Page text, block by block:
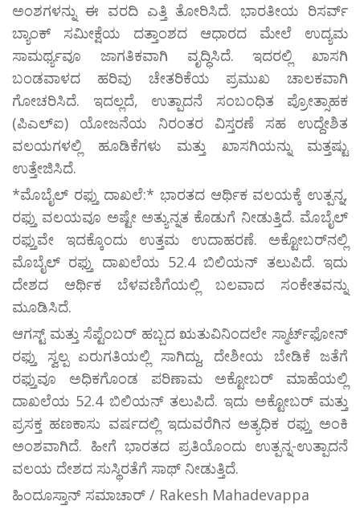
ಅಂಶಗಳನ್ನು ಈ ವರದಿ ಎತ್ತಿ ತೋರಿಸಿದೆ. ಭಾರತೀಯ ರಿಸರ್ವ್
ಬ್ಯಾಂಕ್‌ ಸಮೀಕ್ಷೆಯ ದತ್ತಾಂಶದ ಆಧಾರದ ಮೇಲೆ ಉದ್ಯಮ
ಸಾಮರ್ಥ್ಯವೂ ಜಾಗತಿಕವಾಗಿ ವೃದ್ಧಿಸಿದೆ. ಇದರಲ್ಲಿ ಖಾಸಗಿ
ಬಂಡವಾಳದ ಹರಿವು ಚೇತರಿಕೆಯ ಪ್ರಮುಖ ಚಾಲಕವಾಗಿ
ಗೋಚರಿಸಿದೆ. ಇದಲ್ಲದೆ, ಉತ್ಪಾದನೆ ಸಂಬಂಧಿತ ಪ್ರೋತ್ಸಾಹಕ
(ಪಿಎಲ್‌ಐ) ಯೋಜನೆಯ ನಿರಂತರ ವಿಸ್ತರಣೆ ಸಹ ಉದ್ದೇಶಿತ
ವಲಯಗಳಲ್ಲಿ ಹೂಡಿಕೆಗಳು ಮತ್ತು ಖಾಸಗಿಯನ್ನು ಮತ್ತಷ್ಟು
ಉತ್ತೇಜಿಸಿದೆ.
*ಮೊಬೈಲ್‌ ರಫ್ತು ದಾಖಲೆ:* ಭಾರತದ ಆರ್ಥಿಕ ವಲಯಕ್ಕೆ ಉತ್ಪನ್ನ,
ರಫ್ತು ವಲಯವೂ ಅಷ್ಟೇ ಅತ್ಯುನ್ನತ ಕೊಡುಗೆ ನೀಡುತ್ತಿದೆ. ಮೊಬೈಲ್
ರಫ್ತುವೇ ಇದಕ್ಕೊಂದು ಉತ್ತಮ ಉದಾಹರಣೆ. ಅಕ್ಟೋಬರ್‌ನಲ್ಲಿ
ಮೊಬೈಲ್‌ ರಫ್ತು ದಾಖಲೆಯ 52.4 ಬಿಲಿಯನ್ ತಲುಪಿದೆ. ಇದು
ದೇಶದ ಆರ್ಥಿಕ ಬೆಳವಣಿಗೆಯಲ್ಲಿ ಬಲವಾದ ಸಂಕೇತವನ್ನು
ಮೂಡಿಸಿದೆ.
ಆಗಸ್ಟ್ ಮತ್ತು ಸೆಪ್ಟೆಂಬರ್‌ ಹಬ್ಬದ ಋತುವಿನಿಂದಲೇ ಸ್ಮಾರ್ಟ್‌ಫೋನ್
ರಫ್ತು ಸ್ವಲ್ಪ ಏರುಗತಿಯಲ್ಲಿ ಸಾಗಿದ್ದು, ದೇಶೀಯ ಬೇಡಿಕೆ ಜತೆಗೆ
ರಫ್ತುವೂ ಅಧಿಕಗೊಂಡ ಪರಿಣಾಮ ಅಕ್ಟೋಬರ್‌ ಮಾಹೆಯಲ್ಲಿ
ದಾಖಲೆಯ 52.4 ಬಿಲಿಯನ್ ತಲುಪಿದೆ. ಇದು ಅಕ್ಟೋಬರ್ ಮತ್ತು
ಪ್ರಸಕ್ತ ಹಣಕಾಸು ವರ್ಷದಲ್ಲಿ ಇದುವರೆಗಿನ ಅತ್ಯಧಿಕ ರಫ್ತು ಅಂಕಿ
ಅಂಶವಾಗಿದೆ. ಹೀಗೆ ಭಾರತದ ಪ್ರತಿಯೊಂದು ಉತ್ಪನ್ನ-ಉತ್ಪಾದನೆ
ವಲಯ ದೇಶದ ಸುಸ್ಥಿರತೆಗೆ ಸಾಥ್‌ ನೀಡುತ್ತಿದೆ.
ಹಿಂದೂಸ್ತಾನ್ ಸಮಾಚಾರ್ / Rakesh Mahadevappa